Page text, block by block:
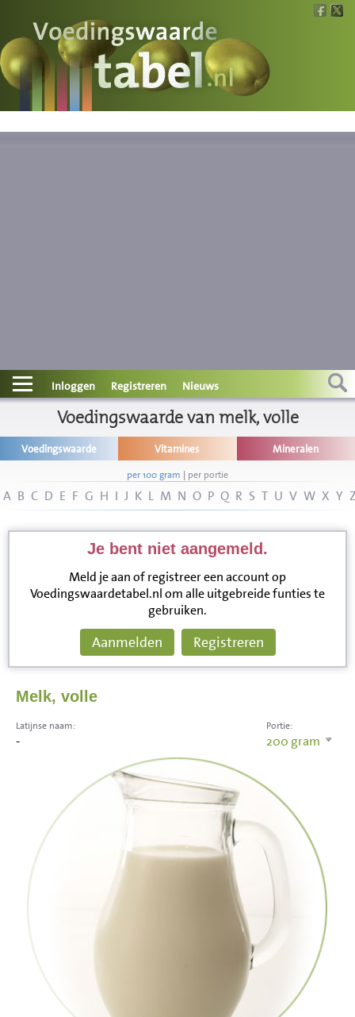
Voedingswaarde
Wat is wat?
Contact
Informatie
Disclaimer
Inloggen Registreren Nieuws
Voedingswaarde van melk, volle
Voedingswaarde Vitamines Mineralen
per 100 gram | per portie
A B C D E F G H I J K L M N O P Q R S T U V W X Y
Je bent niet aangemeld.
Meld je aan of registreer een account op
Voedingswaardetabel.nl om alle uitgebreide funties te
gebruiken.
Aanmelden Registreren
Melk, volle
Portie:
200 gram
Latijnse naam:
-